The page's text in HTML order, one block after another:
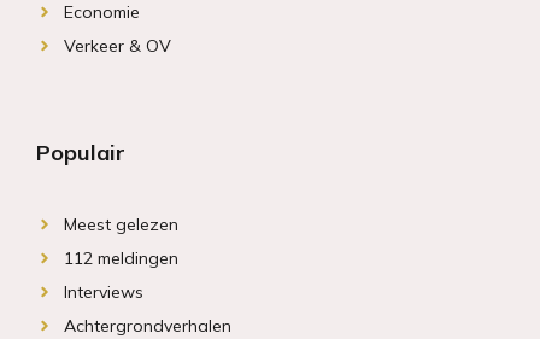
Economie
Verkeer & OV
Populair
Meest gelezen
112 meldingen
Interviews
Achtergrondverhalen